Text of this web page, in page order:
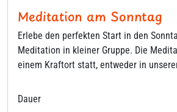
Meditation am Sonntag
Erlebe den perfekten Start in den
Meditation in kleiner Gruppe. Die
einem Kraftort statt, entweder in
Dauer